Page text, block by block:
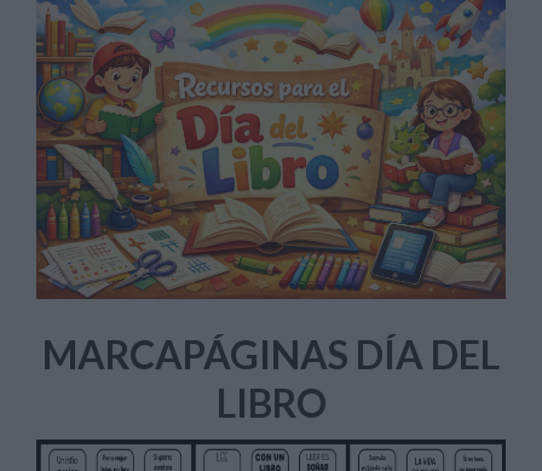
MARCAPÁGINAS DÍA DEL
LIBRO